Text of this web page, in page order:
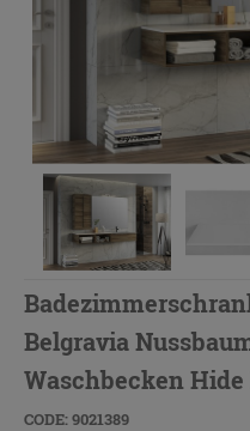
Belgravia
Waschbecken
CODE: 9021389